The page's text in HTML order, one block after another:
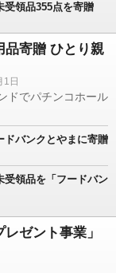
受領品355点を寄贈
寄贈 ひとり親
1日
ドでパチンコホール
ドバンクとやまに寄贈
受領品を「フードバン
ゼント事業」